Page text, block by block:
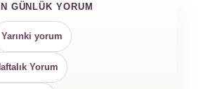
GÜNLÜK YORUM
Yarınki yorum
Yorum